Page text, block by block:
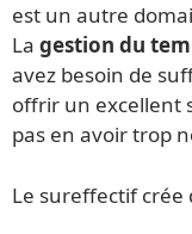
est un autre
La gestion du
avez besoin de
offrir un excellent
pas en avoir trop
Le sureffectif crée